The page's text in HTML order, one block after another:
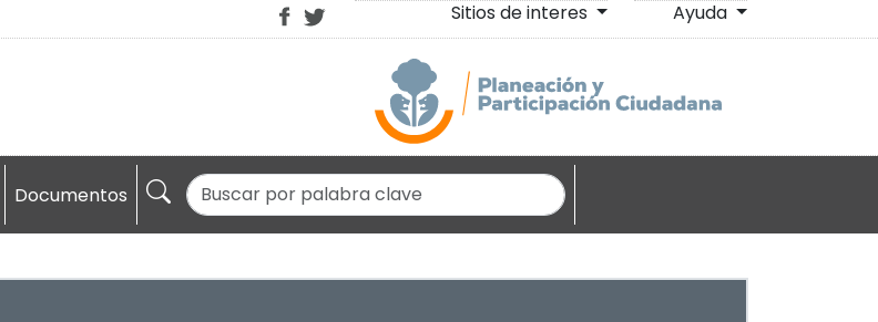
Sitios de interes Ayuda
Documentos